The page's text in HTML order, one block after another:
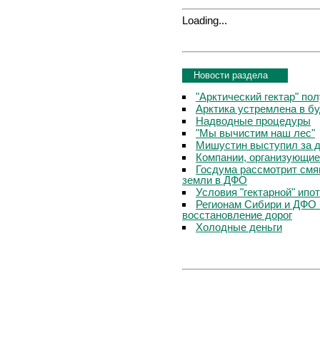
Loading...
Новости раздела
"Арктический гектар"
Арктика устремлена в
Надводные процедуры
"Мы вычистим наш лес"
Мишустин выступил за
Компании,
Госдума рассмотрит
земли в ДФО
Условия "гектарной"
Регионам Сибири и ДФО
восстановление дорог
Холодные деньги